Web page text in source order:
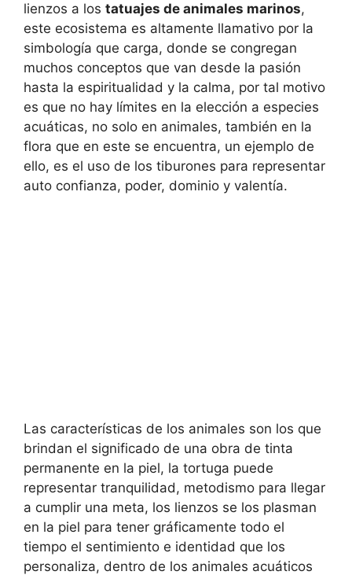
lienzos a los tatuajes de animales marinos,
este ecosistema es altamente llamativo por la
simbología que carga, donde se congregan
muchos conceptos que van desde la pasión
hasta la espiritualidad y la calma, por tal motivo
es que no hay límites en la elección a especies
acuáticas, no solo en animales, también en la
flora que en este se encuentra, un ejemplo de
ello, es el uso de los tiburones para representar
auto confianza, poder, dominio y valentía.
Las características de los animales son los que
brindan el significado de una obra de tinta
permanente en la piel, la tortuga puede
representar tranquilidad, metodismo para llegar
a cumplir una meta, los lienzos se los plasman
en la piel para tener gráficamente todo el
tiempo el sentimiento e identidad que los
personaliza, dentro de los animales acuáticos